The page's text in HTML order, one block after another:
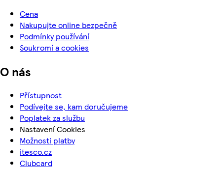
Cena
Nakupujte online bezpečně
Podmínky používání
Soukromí a cookies
O nás
Přístupnost
Podívejte se, kam doručujeme
Poplatek za službu
Nastavení Cookies
Možnosti platby
itesco.cz
Clubcard